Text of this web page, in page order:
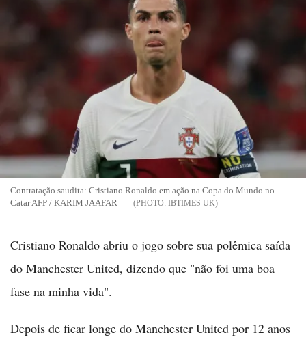
Contratação saudita: Cristiano Ronaldo em ação na Copa do Mundo no
Catar AFP / KARIM JAAFAR
IBTIMES UK
Cristiano Ronaldo abriu o jogo sobre sua polêmica saída
do Manchester United, dizendo que "não foi uma boa
fase na minha vida".
Depois de ficar longe do Manchester United por 12 anos